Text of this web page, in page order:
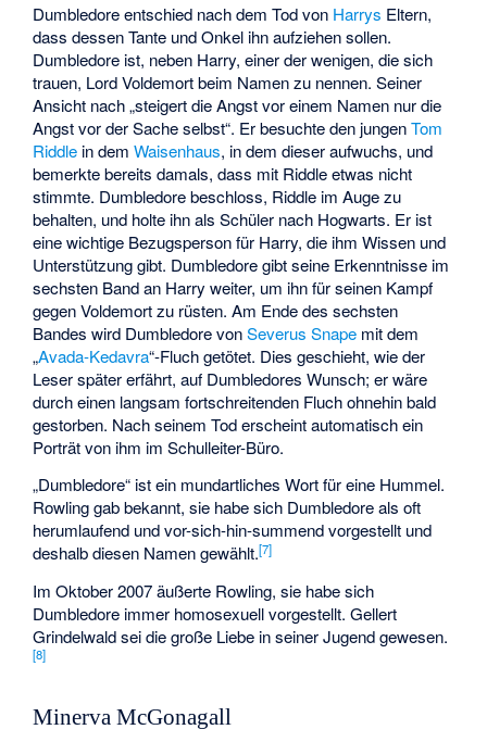
Dumbledore entschied nach dem Tod von Harrys Eltern,
dass dessen Tante und Onkel ihn aufziehen sollen.
Dumbledore ist, neben Harry, einer der wenigen, die sich
trauen, Lord Voldemort beim Namen zu nennen. Seiner
Ansicht nach „steigert die Angst vor einem Namen nur die
Angst vor der Sache selbst“. Er besuchte den jungenTom
Riddle in demWaisenhaus, in dem dieser aufwuchs, und
bemerkte bereits damals, dass mit Riddle etwas nicht
stimmte. Dumbledore beschloss, Riddle im Auge zu
behalten, und holte ihn als Schüler nach Hogwarts. Er ist
eine wichtige Bezugsperson für Harry, die ihm Wissen und
Unterstützung gibt. Dumbledore gibt seine Erkenntnisse im
sechsten Band an Harry weiter, um ihn für seinen Kampf
gegen Voldemort zu rüsten. Am Ende des sechsten
Bandes wird Dumbledore vonSeverus Snape mit dem
„Avada-Kedavra“-Fluch getötet. Dies geschieht, wie der
Leser später erfährt, auf Dumbledores Wunsch; er wäre
durch einen langsam fortschreitenden Fluch ohnehin bald
gestorben. Nach seinem Tod erscheint automatisch ein
Porträt von ihm im Schulleiter-Büro.
„Dumbledore“ ist ein mundartliches Wort für eine Hummel.
Rowling gab bekannt, sie habe sich Dumbledore als oft
herumlaufend und vor-sich-hin-summend vorgestellt und
deshalb diesen Namen gewählt.[7]
Im Oktober 2007 äußerte Rowling, sie habe sich
Dumbledore immer homosexuell vorgestellt. Gellert
Grindelwald sei die große Liebe in seiner Jugend gewesen.
[8]
Minerva McGonagall